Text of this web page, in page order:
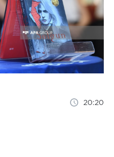
20:20